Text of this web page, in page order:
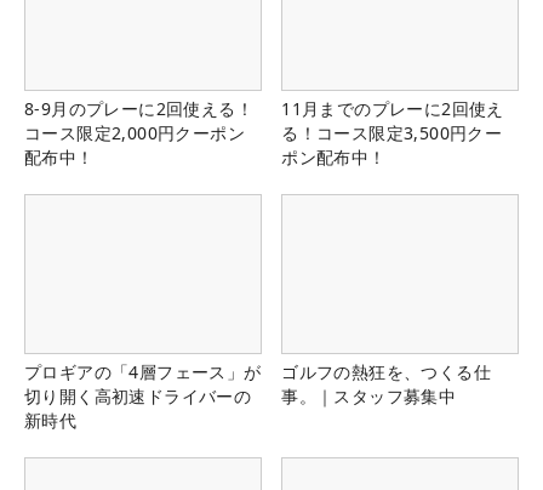
8-9月のプレーに2回使える！
コース限定2,000円クーポン
配布中！
11月までのプレーに2回使え
る！コース限定3,500円クー
ポン配布中！
プロギアの「4層フェース」が
切り開く高初速ドライバーの
新時代
ゴルフの熱狂を、つくる仕
事。｜スタッフ募集中